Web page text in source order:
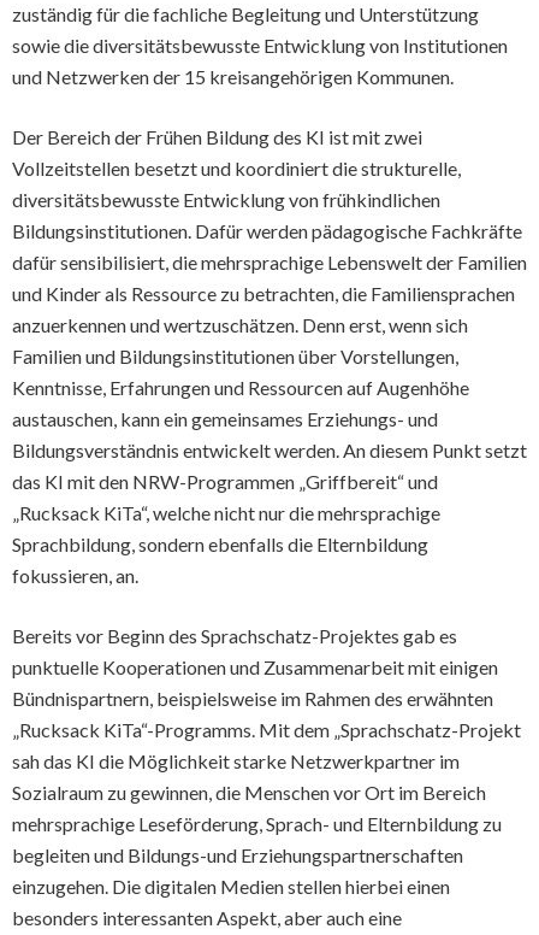
zuständig für die fachliche Begleitung und Unterstützung
sowie die diversitätsbewusste Entwicklung von Institutionen
und Netzwerken der 15 kreisangehörigen Kommunen.
Der Bereich der Frühen Bildung des KI ist mit zwei
Vollzeitstellen besetzt und koordiniert die strukturelle,
diversitätsbewusste Entwicklung von frühkindlichen
Bildungsinstitutionen. Dafür werden pädagogische Fachkräfte
dafür sensibilisiert, die mehrsprachige Lebenswelt der Familien
und Kinder als Ressource zu betrachten, die Familiensprachen
anzuerkennen und wertzuschätzen. Denn erst, wenn sich
Familien und Bildungsinstitutionen über Vorstellungen,
Kenntnisse, Erfahrungen und Ressourcen auf Augenhöhe
austauschen, kann ein gemeinsames Erziehungs- und
Bildungsverständnis entwickelt werden. An diesem Punkt setzt
das KI mit den NRW-Programmen „Griffbereit“ und
„Rucksack KiTa“, welche nicht nur die mehrsprachige
Sprachbildung, sondern ebenfalls die Elternbildung
fokussieren, an.
Bereits vor Beginn des Sprachschatz-Projektes gab es
punktuelle Kooperationen und Zusammenarbeit mit einigen
Bündnispartnern, beispielsweise im Rahmen des erwähnten
„Rucksack KiTa“-Programms. Mit dem „Sprachschatz-Projekt
sah das KI die Möglichkeit starke Netzwerkpartner im
Sozialraum zu gewinnen, die Menschen vor Ort im Bereich
mehrsprachige Leseförderung, Sprach- und Elternbildung zu
begleiten und Bildungs-und Erziehungspartnerschaften
einzugehen. Die digitalen Medien stellen hierbei einen
besonders interessanten Aspekt, aber auch eine